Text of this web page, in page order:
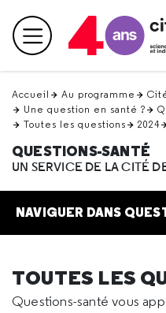
en
haut Menu principal
Accueil Au programme
Une question en santé ?
Toutes les questions
2024
QUESTIONS-SANTÉ
UN SERVICE DE LA CITÉ
NAVIGUER DANS
TOUTES LES
Questions-santé vous